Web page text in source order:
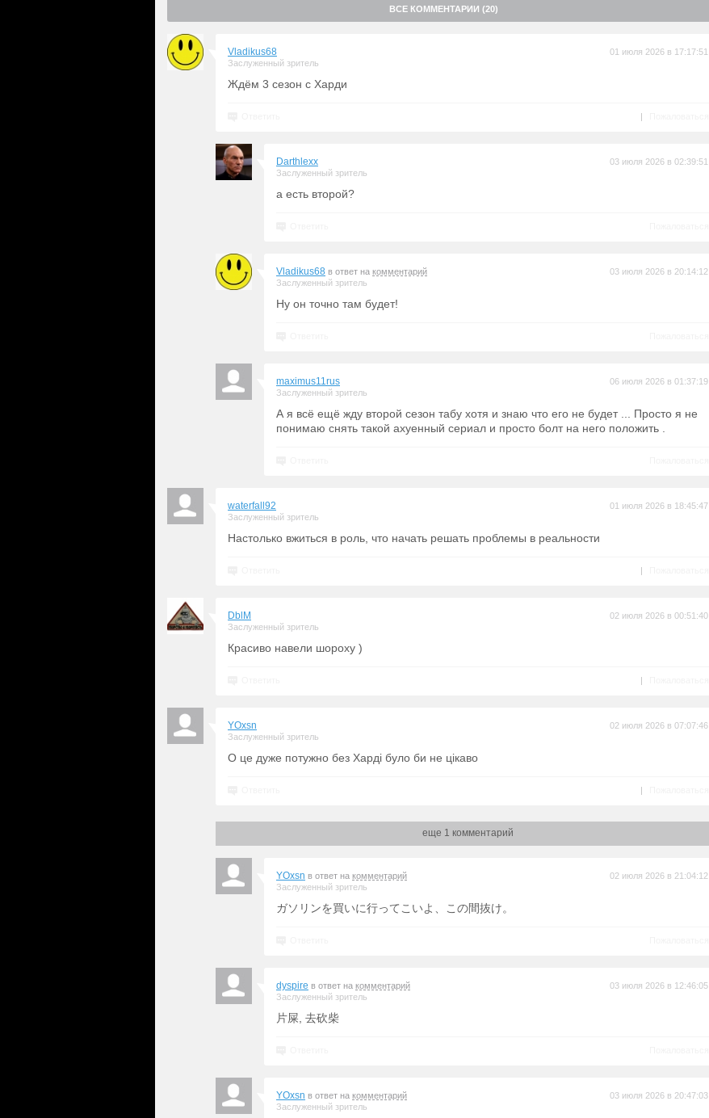
ВСЕ КОММЕНТАРИИ (20)
Vladikus68
Заслуженный зритель
01 июля 2026 в 17:17:51
Ждём 3 сезон с Харди
|
Darthlexx
Заслуженный зритель
03 июля 2026 в 02:39:51
а есть второй?
Vladikus68 в ответ на комментарий
Заслуженный зритель
03 июля 2026 в 20:14:12
Ну он точно там будет!
maximus11rus
Заслуженный зритель
06 июля 2026 в 01:37:19
А я всё ещё жду второй сезон табу хотя и знаю что его не будет ... Просто я не
понимаю снять такой ахуенный сериал и просто болт на него положить .
waterfall92
Заслуженный зритель
01 июля 2026 в 18:45:47
Настолько вжиться в роль, что начать решать проблемы в реальности
|
DblM
Заслуженный зритель
02 июля 2026 в 00:51:40
Красиво навели шороху )
|
YOxsn
Заслуженный зритель
02 июля 2026 в 07:07:46
О це дуже потужно без Харді було би не цікаво
|
еще 1 комментарий
YOxsn в ответ на комментарий
Заслуженный зритель
02 июля 2026 в 21:04:12
ガソリンを買いに行ってこいよ、この間抜け。
dyspire в ответ на комментарий
Заслуженный зритель
03 июля 2026 в 12:46:05
片屎, 去砍柴
YOxsn в ответ на комментарий
Заслуженный зритель
03 июля 2026 в 20:47:03